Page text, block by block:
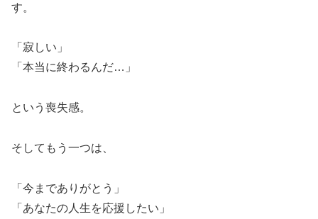
す。
「寂しい」
「本当に終わるんだ…」
という喪失感。
そしてもう一つは、
「今までありがとう」
「あなたの人生を応援したい」